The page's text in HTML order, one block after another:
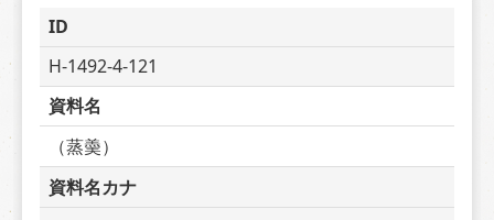
ID
H-1492-4-121
資料名
（蒸羮）
資料名カナ